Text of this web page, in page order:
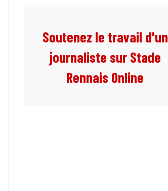
Soutenez le travail d'un
journaliste sur Stade
Rennais Online